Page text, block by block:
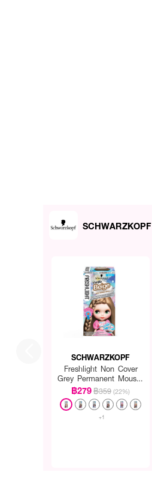
SCHWARZKOPF
SCHWARZKOPF
Freshlight Non Cover
Grey Permanent Mousse
Reg
฿279฿359 (22%)
+1